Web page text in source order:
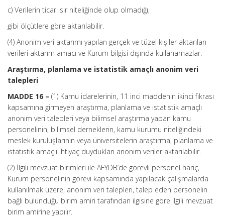
c) Verilerin ticari sır niteliğinde olup olmadığı,
gibi ölçütlere göre aktarılabilir.
(4) Anonim veri aktarımı yapılan gerçek ve tüzel kişiler aktarılan
verileri aktarım amacı ve Kurum bilgisi dışında kullanamazlar.
Araştırma, planlama ve istatistik amaçlı anonim veri
talepleri
MADDE 16 – (1) Kamu idarelerinin, 11 inci maddenin ikinci fıkrası
kapsamına girmeyen araştırma, planlama ve istatistik amaçlı
anonim veri talepleri veya bilimsel araştırma yapan kamu
personelinin, bilimsel derneklerin, kamu kurumu niteliğindeki
meslek kuruluşlarının veya üniversitelerin araştırma, planlama ve
istatistik amaçlı ihtiyaç duydukları anonim veriler aktarılabilir.
(2) İlgili mevzuat birimleri ile AFYDB’de görevli personel hariç,
Kurum personelinin görevi kapsamında yapılacak çalışmalarda
kullanılmak üzere, anonim veri talepleri, talep eden personelin
bağlı bulunduğu birim amiri tarafından ilgisine göre ilgili mevzuat
birim amirine yapılır.